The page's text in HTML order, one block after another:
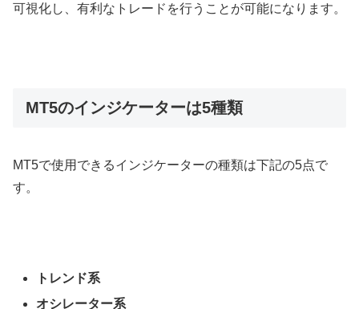
可視化し、有利なトレードを行うことが可能になります。
MT5のインジケーターは5種類
MT5で使用できるインジケーターの種類は下記の5点で
す。
トレンド系
オシレーター系